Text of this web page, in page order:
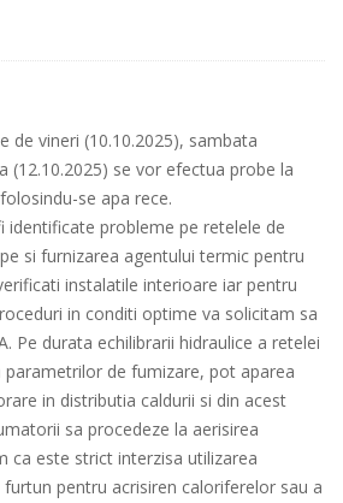
de vineri (10.10.2025), sambata
(12.10.2025) se vor efectua probe la
se apa rece.
identificate probleme pe retelele de
si furnizarea agentului termic pentru
instalatile interioare iar pentru
in conditi optime va solicitam sa
Pe durata echilibrarii hidraulice a retelei
parametrilor de fumizare, pot aparea
in distributia caldurii si din acest
sa procedeze la aerisirea
ca este strict interzisa utilizarea
pentru acrisiren caloriferelor sau a